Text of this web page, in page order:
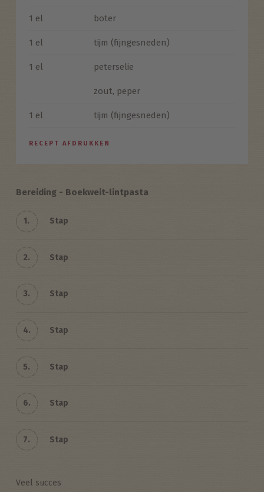
1 el boter
1 el tijm (fijngesneden)
1 el peterselie
zout, peper
1 el tijm (fijngesneden)
RECEPT AFDRUKKEN
Bereiding - Boekweit-lintpasta
1. Stap
2. Stap
3. Stap
4. Stap
5. Stap
6. Stap
7. Stap
Veel succes